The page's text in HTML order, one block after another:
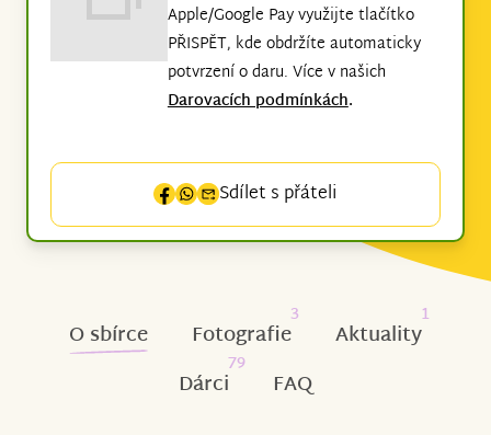
Apple/Google Pay využijte tlačítko
PŘISPĚT, kde obdržíte automaticky
potvrzení o daru. Více v našich
Darovacích podmínkách.
Sdílet s přáteli
O sbírce Fotografie
3
Aktuality
1
Dárci
79
FAQ